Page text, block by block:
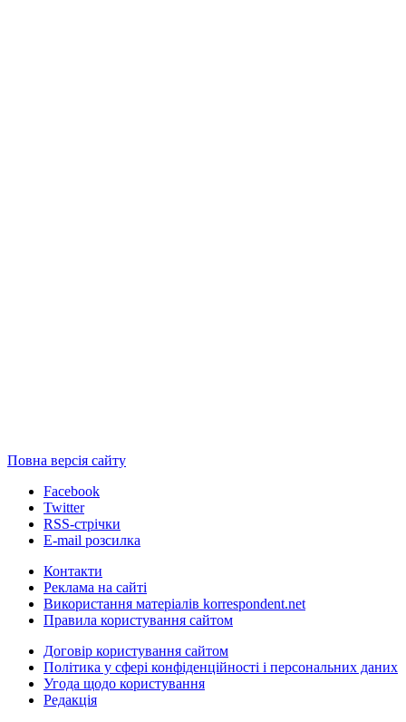
Повна версія сайту
Facebook
Twitter
RSS-стрічки
E-mail розсилка
Контакти
Реклама на сайті
Використання матеріалів korrespondent.net
Правила користування сайтом
Договір користування сайтом
Політика у сфері конфіденційності і персональних даних
Угода щодо користування
Редакція